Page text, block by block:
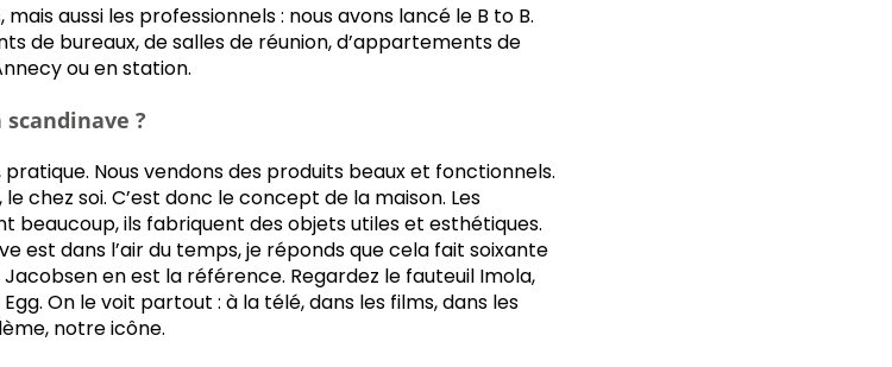
mais aussi les professionnels : nous avons lancé le B to B.
de bureaux, de salles de réunion, d’appartements de
ou en station.
?
pratique. Nous vendons des produits beaux et fonctionnels.
chez soi. C’est donc le concept de la maison. Les
beaucoup, ils fabriquent des objets utiles et esthétiques.
est dans l’air du temps, je réponds que cela fait soixante
en est la référence. Regardez le fauteuil Imola,
On le voit partout : à la télé, dans les films, dans les
notre icône.